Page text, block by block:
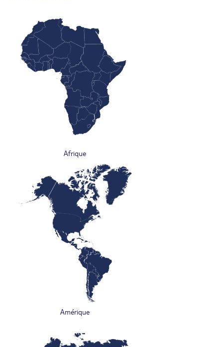
Afrique
Amérique